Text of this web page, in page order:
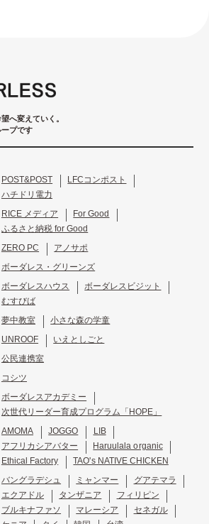
へ変えていく。
プです
POST&POST
LFCコンポスト
ハチドリ電力
RICE メディア
For Good
ふるさと納税 for Good
ZERO PC アノサポ
ボーダレス・グリーンズ
ボーダレスハウス
ボーダレスビジット
むすびば
夢中教室 小さな森の学童
UNROOF いえとしごと
公民連携室
コシツ
ボーダレスアカデミー
次世代リーダー育成プログラム「HOPE」
AMOMA JOGGO
LIB
アフリカシアバター
Haruulala organic
Ethical Factory
TAO's NATIVE CHICKEN
バングラデシュ ミャンマー
グアテマラ
エクアドル
タンザニア
フィリピン
ブルキナファソ
マレーシア
セネガル